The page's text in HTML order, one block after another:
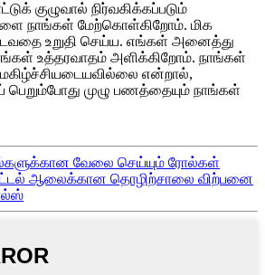
குழுவால் நிர்வகிக்கப்படும்
நாங்கள் மேற்கொள்கிறோம். மிக
உறுதி செய்ய. எங்கள் அனைத்து
உத்தரவாதம் அளிக்கிறோம். நாங்கள்
என்றால்,
பெறும்போது முழு பணத்தையும் நாங்கள்
வேலை செய்யும் ரோல்கள்
ஆலைக்கான தொழிற்சாலை விற்பனை